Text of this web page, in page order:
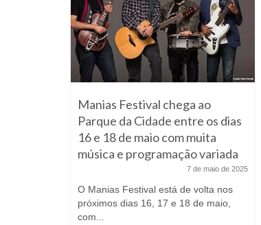
Manias Festival chega ao
Parque da Cidade entre os dias
16 e 18 de maio com muita
música e programação variada
7 de maio de 2025
O Manias Festival está de volta nos
próximos dias 16, 17 e 18 de maio,
com...